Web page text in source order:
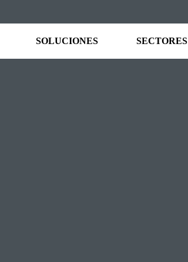
SOLUCIONES SECTORES